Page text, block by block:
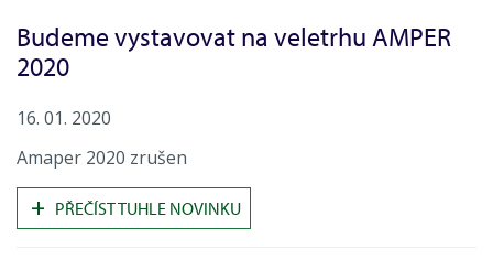
Budeme vystavovat na veletrhu AMPER
2020
16. 01. 2020
Amaper 2020 zrušen
+ PŘEČÍST TUHLE NOVINKU